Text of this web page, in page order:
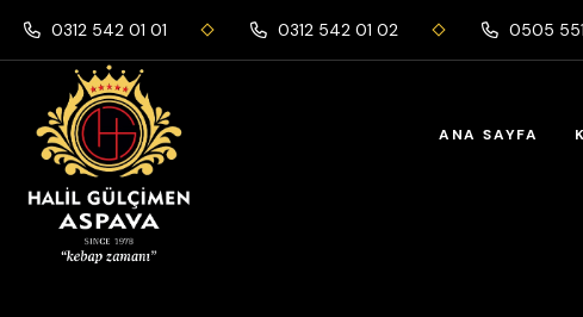
0312 542 01 01 0312 542 01 02 0505
ANA SAYFA